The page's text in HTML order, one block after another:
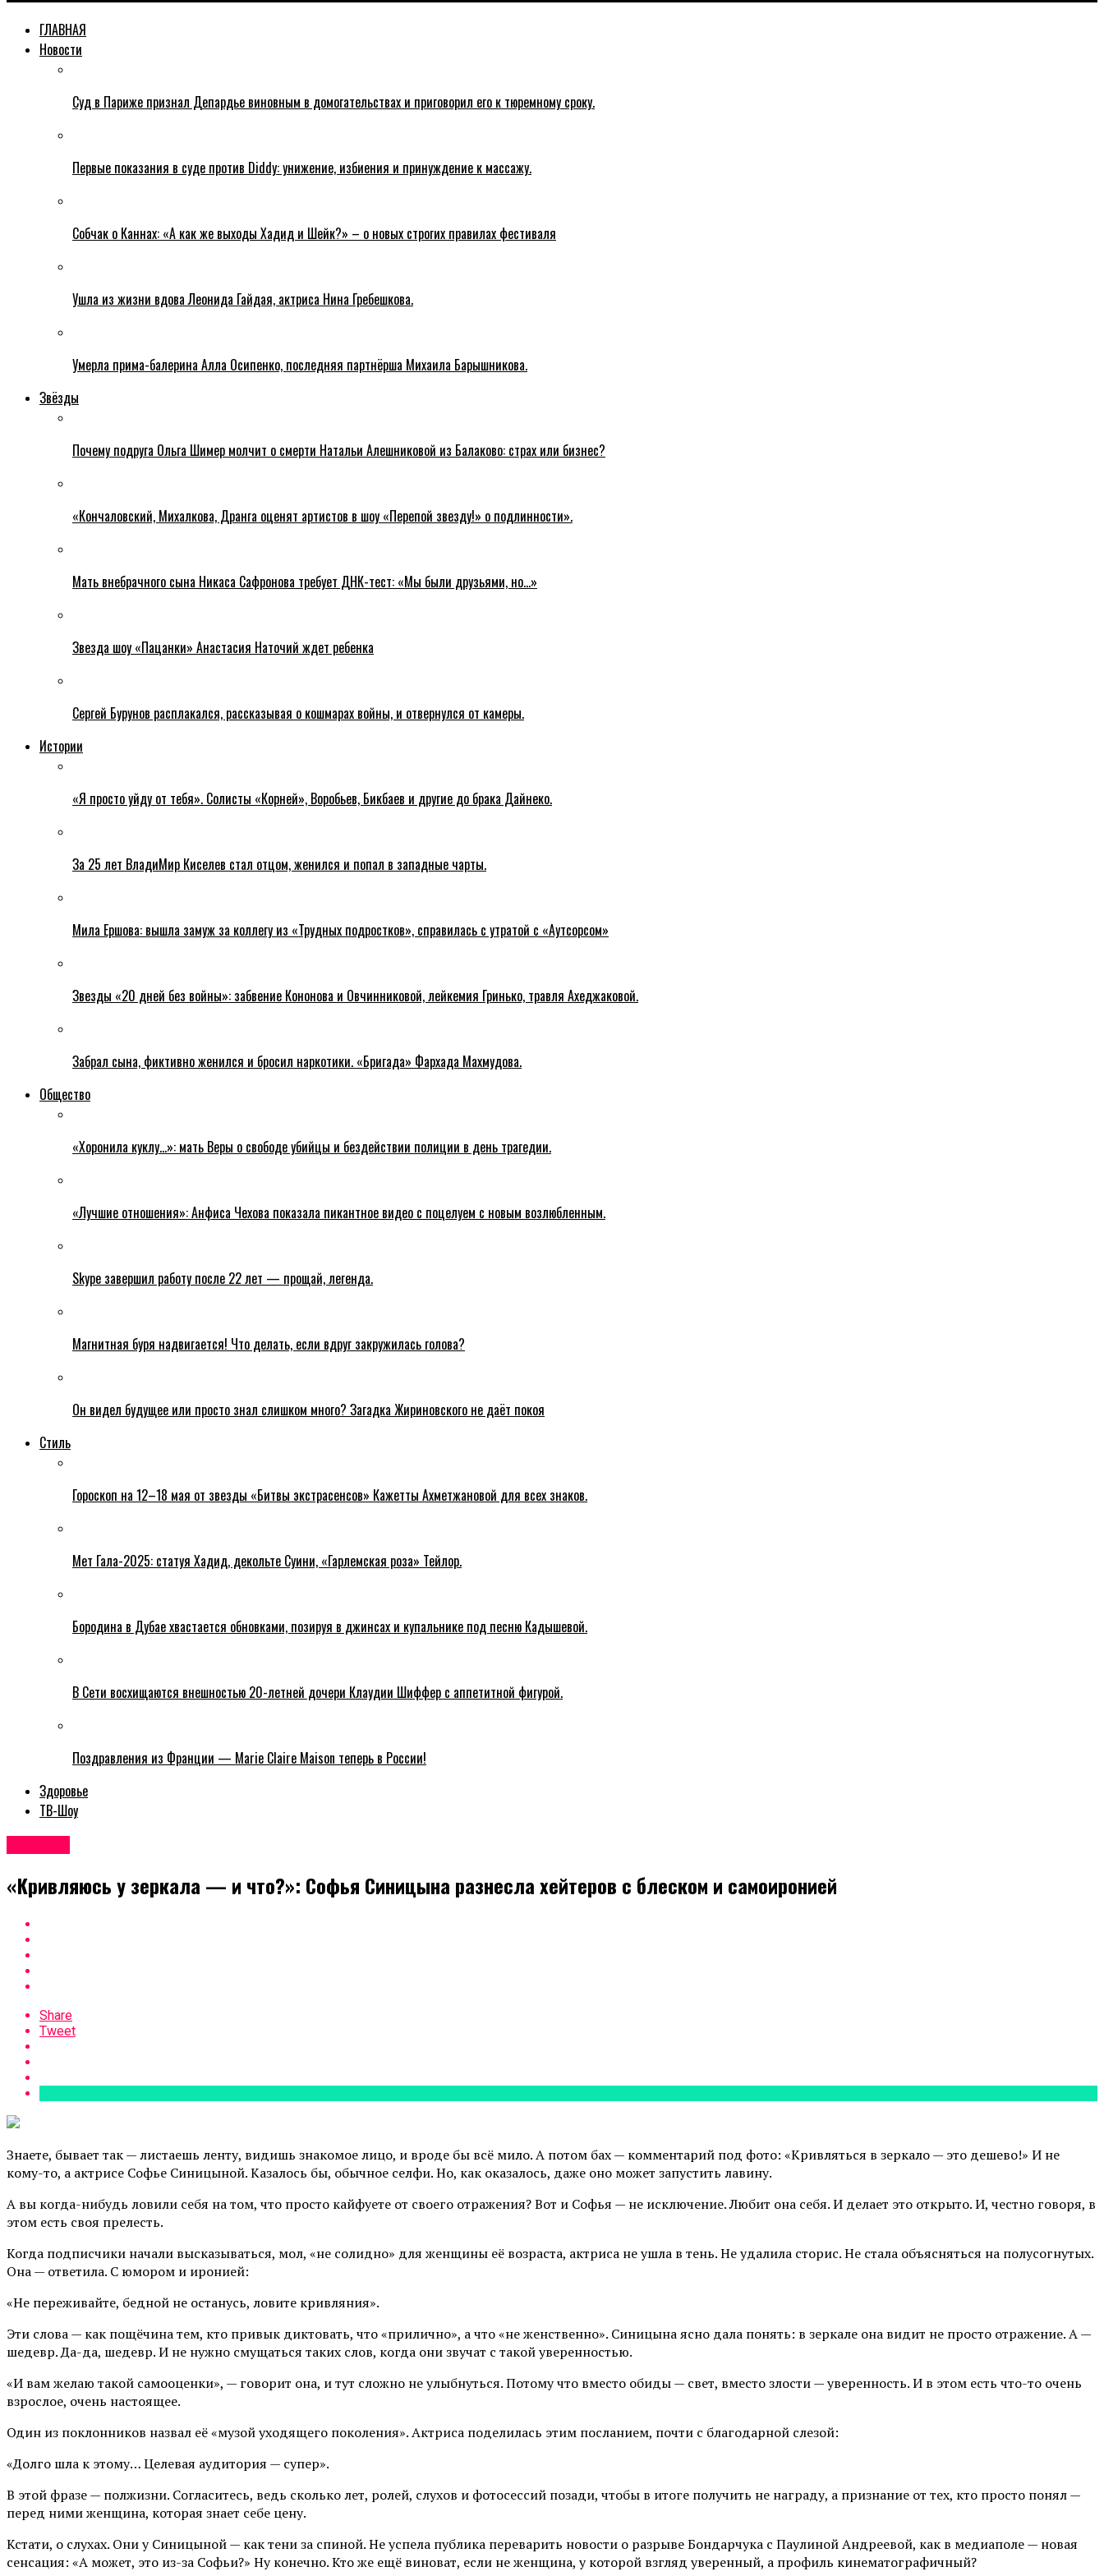
ГЛАВНАЯ
Новости
Суд в Париже признал Депардье виновным в домогательствах и приговорил его к тюремному сроку.
Первые показания в суде против Diddy: унижение, избиения и принуждение к массажу.
Собчак о Каннах: «А как же выходы Хадид и Шейк?» – о новых строгих правилах фестиваля
Ушла из жизни вдова Леонида Гайдая, актриса Нина Гребешкова.
Умерла прима-балерина Алла Осипенко, последняя партнёрша Михаила Барышникова.
Звёзды
Почему подруга Ольга Шимер молчит о смерти Натальи Алешниковой из Балаково: страх или бизнес?
«Кончаловский, Михалкова, Дранга оценят артистов в шоу «Перепой звезду!» о подлинности».
Мать внебрачного сына Никаса Сафронова требует ДНК-тест: «Мы были друзьями, но…»
Звезда шоу «Пацанки» Анастасия Наточий ждет ребенка
Сергей Бурунов расплакался, рассказывая о кошмарах войны, и отвернулся от камеры.
Истории
«Я просто уйду от тебя». Солисты «Корней», Воробьев, Бикбаев и другие до брака Дайнеко.
За 25 лет ВладиМир Киселев стал отцом, женился и попал в западные чарты.
Мила Ершова: вышла замуж за коллегу из «Трудных подростков», справилась с утратой с «Аутсорсом»
Звезды «20 дней без войны»: забвение Кононова и Овчинниковой, лейкемия Гринько, травля Ахеджаковой.
Забрал сына, фиктивно женился и бросил наркотики. «Бригада» Фархада Махмудова.
Общество
«Хоронила куклу…»: мать Веры о свободе убийцы и бездействии полиции в день трагедии.
«Лучшие отношения»: Анфиса Чехова показала пикантное видео с поцелуем с новым возлюбленным.
Skype завершил работу после 22 лет — прощай, легенда.
Магнитная буря надвигается! Что делать, если вдруг закружилась голова?
Он видел будущее или просто знал слишком много? Загадка Жириновского не даёт покоя
Стиль
Гороскоп на 12–18 мая от звезды «Битвы экстрасенсов» Кажетты Ахметжановой для всех знаков.
Мет Гала-2025: статуя Хадид, декольте Суини, «Гарлемская роза» Тейлор.
Бородина в Дубае хвастается обновками, позируя в джинсах и купальнике под песню Кадышевой.
В Сети восхищаются внешностью 20-летней дочери Клаудии Шиффер с аппетитной фигурой.
Поздравления из Франции — Marie Claire Maison теперь в России!
Здоровье
ТВ-Шоу
«Кривляюсь у зеркала — и что?»: Софья Синицына разнесла хейтеров с блеском и самоиронией
Share
Tweet
Знаете, бывает так — листаешь ленту, видишь знакомое лицо, и вроде бы всё мило. А потом бах — комментарий под фото: «Кривляться в зеркало — это дешево!» И не
кому-то, а актрисе Софье Синицыной. Казалось бы, обычное селфи. Но, как оказалось, даже оно может запустить лавину.
А вы когда-нибудь ловили себя на том, что просто кайфуете от своего отражения? Вот и Софья — не исключение. Любит она себя. И делает это открыто. И, честно говоря, в
этом есть своя прелесть.
Когда подписчики начали высказываться, мол, «не солидно» для женщины её возраста, актриса не ушла в тень. Не удалила сторис. Не стала объясняться на полусогнутых.
Она — ответила. С юмором и иронией:
«Не переживайте, бедной не останусь, ловите кривляния».
Эти слова — как пощёчина тем, кто привык диктовать, что «прилично», а что «не женственно». Синицына ясно дала понять: в зеркале она видит не просто отражение. А —
шедевр. Да-да, шедевр. И не нужно смущаться таких слов, когда они звучат с такой уверенностью.
«И вам желаю такой самооценки», — говорит она, и тут сложно не улыбнуться. Потому что вместо обиды — свет, вместо злости — уверенность. И в этом есть что-то очень
взрослое, очень настоящее.
Один из поклонников назвал её «музой уходящего поколения». Актриса поделилась этим посланием, почти с благодарной слезой:
«Долго шла к этому… Целевая аудитория — супер».
В этой фразе — полжизни. Согласитесь, ведь сколько лет, ролей, слухов и фотосессий позади, чтобы в итоге получить не награду, а признание от тех, кто просто понял —
перед ними женщина, которая знает себе цену.
Кстати, о слухах. Они у Синицыной — как тени за спиной. Не успела публика переварить новости о разрыве Бондарчука с Паулиной Андреевой, как в медиаполе — новая
сенсация: «А может, это из-за Софьи?» Ну конечно. Кто же ещё виноват, если не женщина, у которой взгляд уверенный, а профиль кинематографичный?